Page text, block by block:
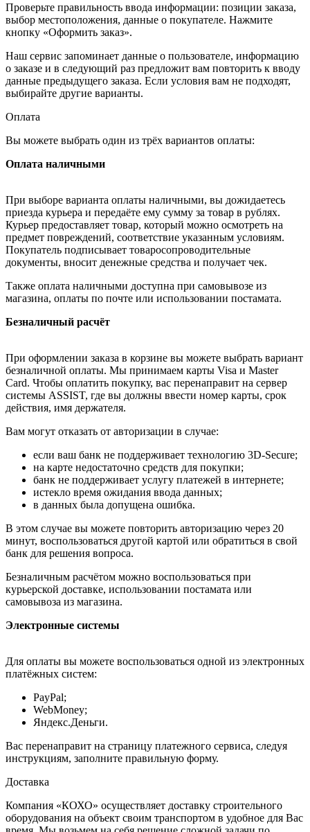
Проверьте правильность ввода информации: позиции заказа,
выбор местоположения, данные о покупателе. Нажмите
кнопку «Оформить заказ».
Наш сервис запоминает данные о пользователе, информацию
о заказе и в следующий раз предложит вам повторить к вводу
данные предыдущего заказа. Если условия вам не подходят,
выбирайте другие варианты.
Оплата
Вы можете выбрать один из трёх вариантов оплаты:
Оплата наличными
При выборе варианта оплаты наличными, вы дожидаетесь
приезда курьера и передаёте ему сумму за товар в рублях.
Курьер предоставляет товар, который можно осмотреть на
предмет повреждений, соответствие указанным условиям.
Покупатель подписывает товаросопроводительные
документы, вносит денежные средства и получает чек.
Также оплата наличными доступна при самовывозе из
магазина, оплаты по почте или использовании постамата.
Безналичный расчёт
При оформлении заказа в корзине вы можете выбрать вариант
безналичной оплаты. Мы принимаем карты Visa и Master
Card. Чтобы оплатить покупку, вас перенаправит на сервер
системы ASSIST, где вы должны ввести номер карты, срок
действия, имя держателя.
Вам могут отказать от авторизации в случае:
если ваш банк не поддерживает технологию 3D-Secure;
на карте недостаточно средств для покупки;
банк не поддерживает услугу платежей в интернете;
истекло время ожидания ввода данных;
в данных была допущена ошибка.
В этом случае вы можете повторить авторизацию через 20
минут, воспользоваться другой картой или обратиться в свой
банк для решения вопроса.
Безналичным расчётом можно воспользоваться при
курьерской доставке, использовании постамата или
самовывоза из магазина.
Электронные системы
Для оплаты вы можете воспользоваться одной из электронных
платёжных систем:
PayPal;
WebMoney;
Яндекс.Деньги.
Вас перенаправит на страницу платежного сервиса, следуя
инструкциям, заполните правильную форму.
Доставка
Компания «КОХО» осуществляет доставку строительного
оборудования на объект своим транспортом в удобное для Вас